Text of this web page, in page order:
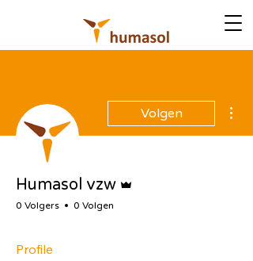
Volgen
Humasol vzw
0 Volgers 0 Volgen
Profile